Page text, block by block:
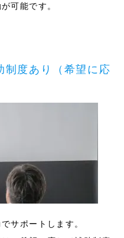
可能です。
制度あり（希望に応
サポートします。